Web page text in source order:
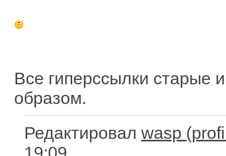
Все гиперссылки старые
образом.
Редактировал wasp